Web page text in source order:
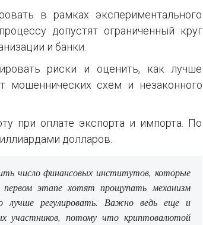
в рамках экспериментального
допустят ограниченный круг
и банки.
риски и оценить, как лучше
мошеннических схем и незаконного
при оплате экспорта и импорта. По
долларов.
число финансовых институтов, которые
этапе хотят прощупать механизм
регулировать. Важно ведь еще и
участников, потому что криптовалютой